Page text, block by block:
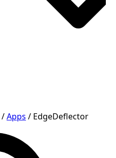
/Apps / EdgeDeflector